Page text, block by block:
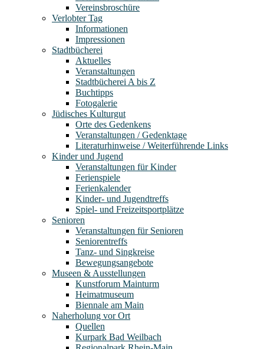
Vereinsbroschüre
Verlobter Tag
Informationen
Impressionen
Stadtbücherei
Aktuelles
Veranstaltungen
Stadtbücherei A bis Z
Buchtipps
Fotogalerie
Jüdisches Kulturgut
Orte des Gedenkens
Veranstaltungen / Gedenktage
Literaturhinweise / Weiterführende Links
Kinder und Jugend
Veranstaltungen für Kinder
Ferienspiele
Ferienkalender
Kinder- und Jugendtreffs
Spiel- und Freizeitsportplätze
Senioren
Veranstaltungen für Senioren
Seniorentreffs
Tanz- und Singkreise
Bewegungsangebote
Museen & Ausstellungen
Kunstforum Mainturm
Heimatmuseum
Biennale am Main
Naherholung vor Ort
Quellen
Kurpark Bad Weilbach